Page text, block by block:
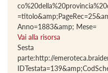
Anno=1883&amp; Mese=
Vai alla risorsa
Sesta
parte:http://